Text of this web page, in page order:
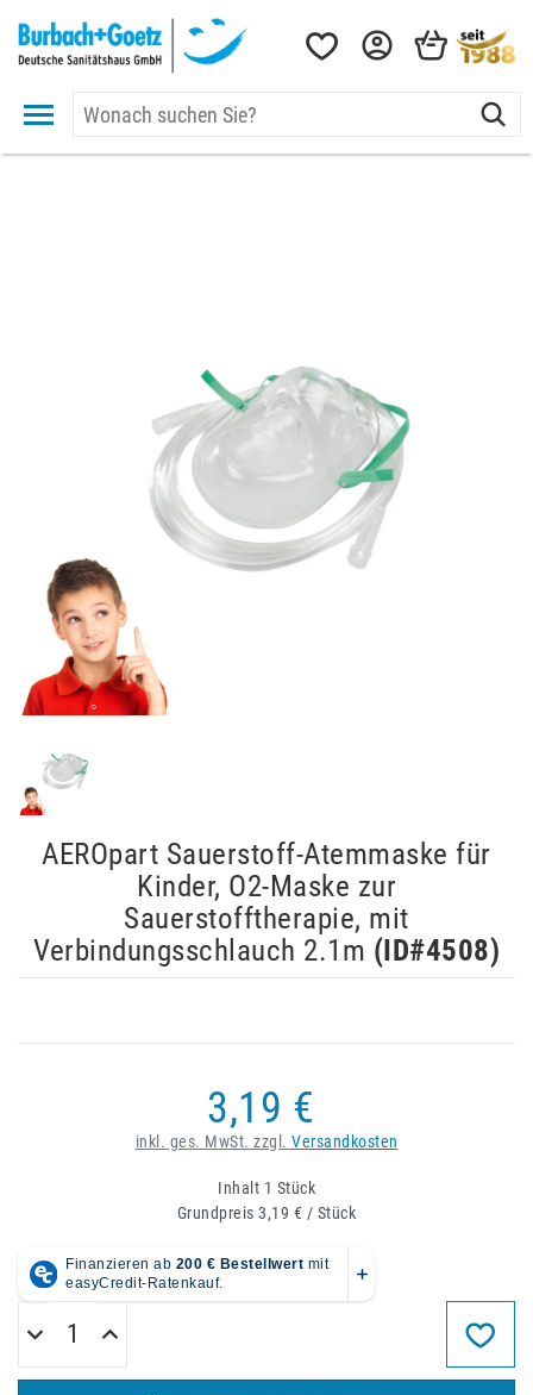
AEROpart Sauerstoff-Atemmaske für
Kinder, O2-Maske zur
Sauerstofftherapie, mit
Verbindungsschlauch 2.1m (ID#4508)
3,19 €
inkl. ges. MwSt. zzgl. Versandkosten
Inhalt 1 Stück
Grundpreis3,19 € / Stück